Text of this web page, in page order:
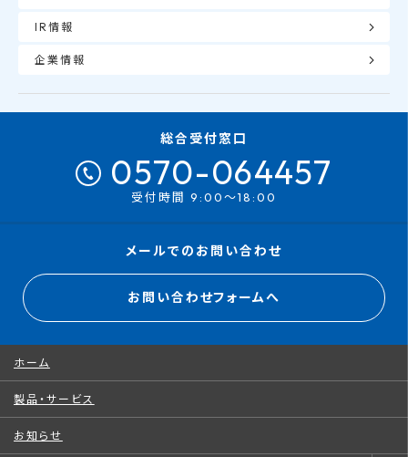
IR情報
企業情報
総合受付窓口
0570-064457
受付時間 9:00～18:00
メールでのお問い合わせ
お問い合わせフォームへ
ホーム
製品・サービス
お知らせ